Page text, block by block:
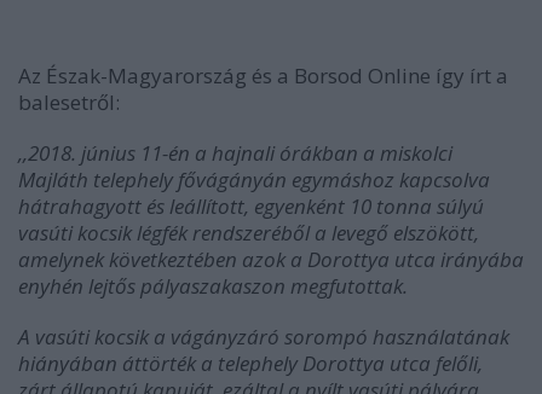
Az Észak-Magyarország és a Borsod Online így írt a
balesetről:
,,2018. június 11-én a hajnali órákban a miskolci
Majláth telephely fővágányán egymáshoz kapcsolva
hátrahagyott és leállított, egyenként 10 tonna súlyú
vasúti kocsik légfék rendszeréből a levegő elszökött,
amelynek következtében azok a Dorottya utca irányába
enyhén lejtős pályaszakaszon megfutottak.
A vasúti kocsik a vágányzáró sorompó használatának
hiányában áttörték a telephely Dorottya utca felőli,